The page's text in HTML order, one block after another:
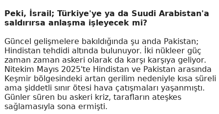
Peki, İsrail; Türkiye'ye ya da Suudi Arabistan'a
saldırırsa anlaşma işleyecek mi?
Güncel gelişmelere bakıldığında şu anda Pakistan;
Hindistan tehdidi altında bulunuyor. İki nükleer güç
zaman zaman askeri olarak da karşı karşıya geliyor.
Nitekim Mayıs 2025'te Hindistan ve Pakistan arasında
Keşmir bölgesindeki artan gerilim nedeniyle kısa süreli
ama şiddetli sınır ötesi hava çatışmaları yaşanmıştı.
Günler süren bu askeri kriz, tarafların ateşkes
sağlamasıyla sona ermişti.